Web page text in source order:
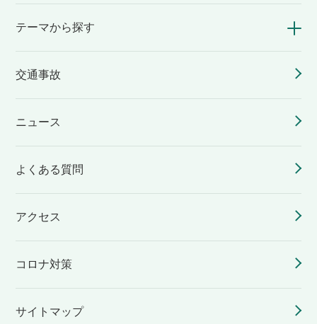
テーマから探す
交通事故
ニュース
よくある質問
アクセス
コロナ対策
サイトマップ